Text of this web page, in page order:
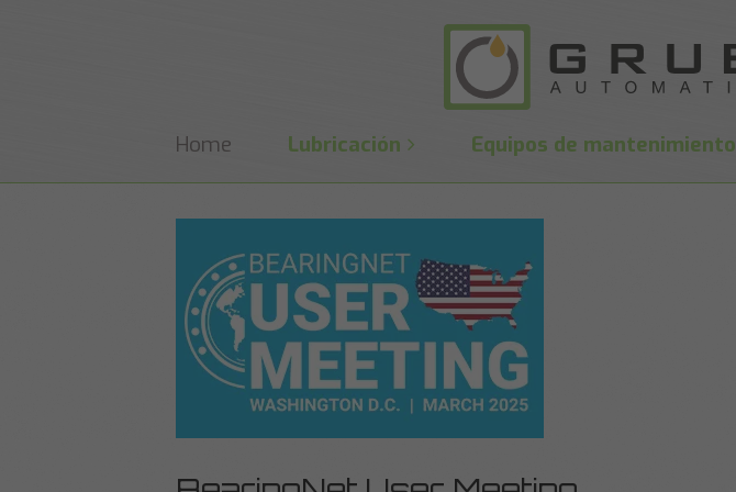
Home Lubricación Equipos de mantenimiento